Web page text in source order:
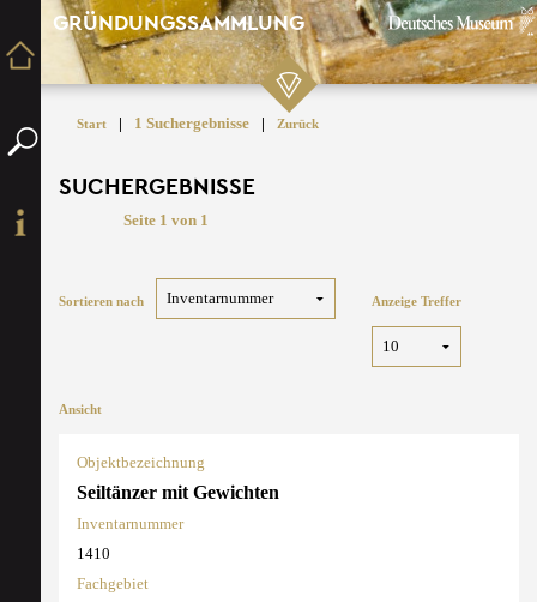
GRÜNDUNGSSAMMLUNG
Start | 1 Suchergebnisse | Zurück
SUCHERGEBNISSE
Seite 1 von 1
Sortieren nach Anzeige Treffer
Ansicht
Objektbezeichnung
Seiltänzer mit Gewichten
Inventarnummer
1410
Fachgebiet